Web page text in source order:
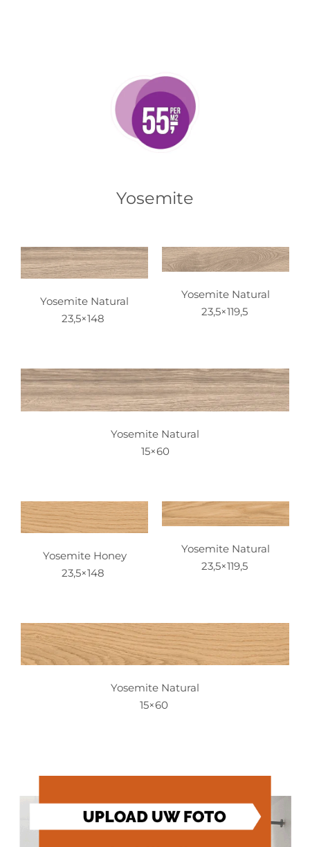
Yosemite
Yosemite Natural
23,5×148
Yosemite Natural
23,5×119,5
Yosemite Natural
15×60
Yosemite Honey
23,5×148
Yosemite Natural
23,5×119,5
Yosemite Natural
15×60